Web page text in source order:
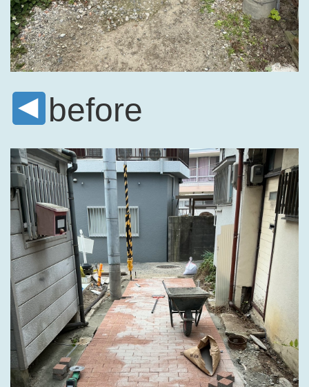
before